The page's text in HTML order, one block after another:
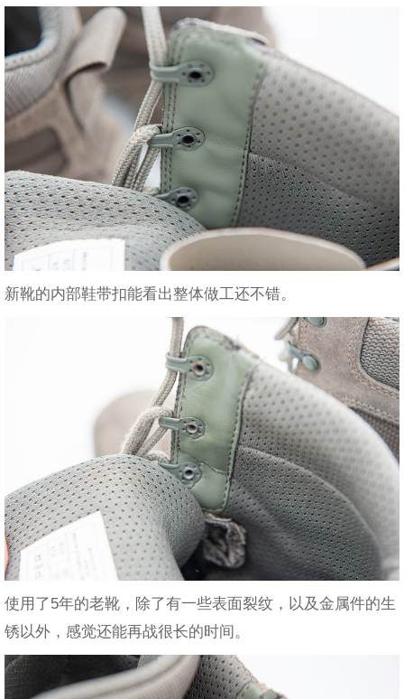
新靴的内部鞋带扣能看出整体做工还不错。
使用了5年的老靴，除了有一些表面裂纹，以及金属件的生
锈以外，感觉还能再战很长的时间。